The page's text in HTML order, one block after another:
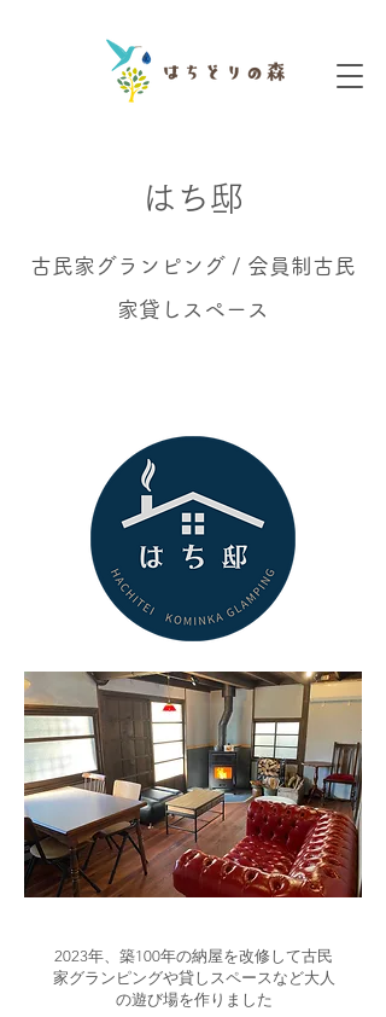
​はち邸
​古民家グランピング / 会員制古民
家貸しスペース
​2023年、築100年の納屋を改修して古民
家グランピングや貸しスペースなど大人
の遊び場を作りました